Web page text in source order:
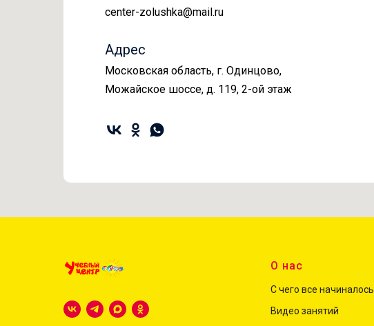
center-zolushka@mail.ru
Адрес
Московская область, г. Одинцово,
Можайское шоссе, д. 119, 2-ой этаж
О нас
С чего все начиналось
Видео занятий